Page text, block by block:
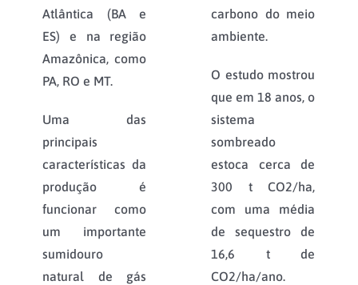
Atlântica (BA e
ES) e na região
Amazônica, como
PA, RO e MT.
Uma das
principais
características da
produção é
funcionar como
um importante
sumidouro
natural de gás
carbono do meio
ambiente.
O estudo mostrou
que em 18 anos, o
sistema
sombreado
estoca cerca de
300 t CO2/ha,
com uma média
de sequestro de
16,6 t de
CO2/ha/ano.